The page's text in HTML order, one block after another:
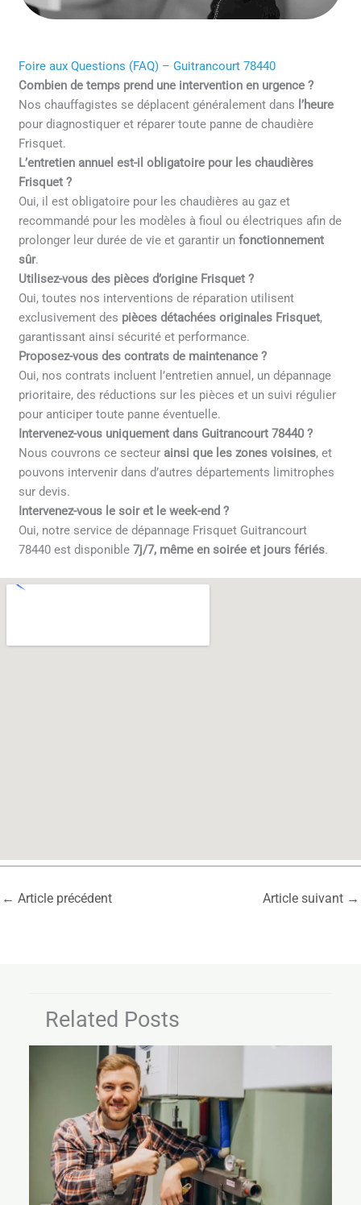
Foire aux Questions (FAQ) – Guitrancourt 78440
Combien de temps prend une intervention en urgence ?
Nos chauffagistes se déplacent généralement dans l’heure
pour diagnostiquer et réparer toute panne de chaudière
Frisquet.
L’entretien annuel est-il obligatoire pour les chaudières
Frisquet ?
Oui, il est obligatoire pour les chaudières au gaz et
recommandé pour les modèles à fioul ou électriques afin de
prolonger leur durée de vie et garantir unfonctionnement
sûr.
Utilisez-vous des pièces d’origine Frisquet ?
Oui, toutes nos interventions de réparation utilisent
exclusivement des pièces détachées originales Frisquet,
garantissant ainsi sécurité et performance.
Proposez-vous des contrats de maintenance ?
Oui, nos contrats incluent l’entretien annuel, un dépannage
prioritaire, des réductions sur les pièces et un suivi régulier
pour anticiper toute panne éventuelle.
Intervenez-vous uniquement dans Guitrancourt 78440 ?
Nous couvrons ce secteur ainsi que les zones voisines, et
pouvons intervenir dans d’autres départements limitrophes
sur devis.
Intervenez-vous le soir et le week-end ?
Oui, notre service de dépannage Frisquet Guitrancourt
78440 est disponible7j/7, même en soirée et jours fériés.
← Article précédent Article suivant →
Related Posts